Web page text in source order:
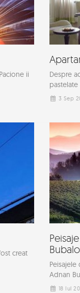
ii
Despre
3 Sep
creat
Bubalo
Adnan
18 Iul